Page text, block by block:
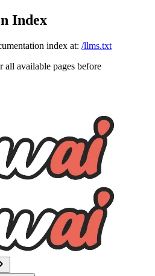
Index
index at: /llms.txt
all available pages before